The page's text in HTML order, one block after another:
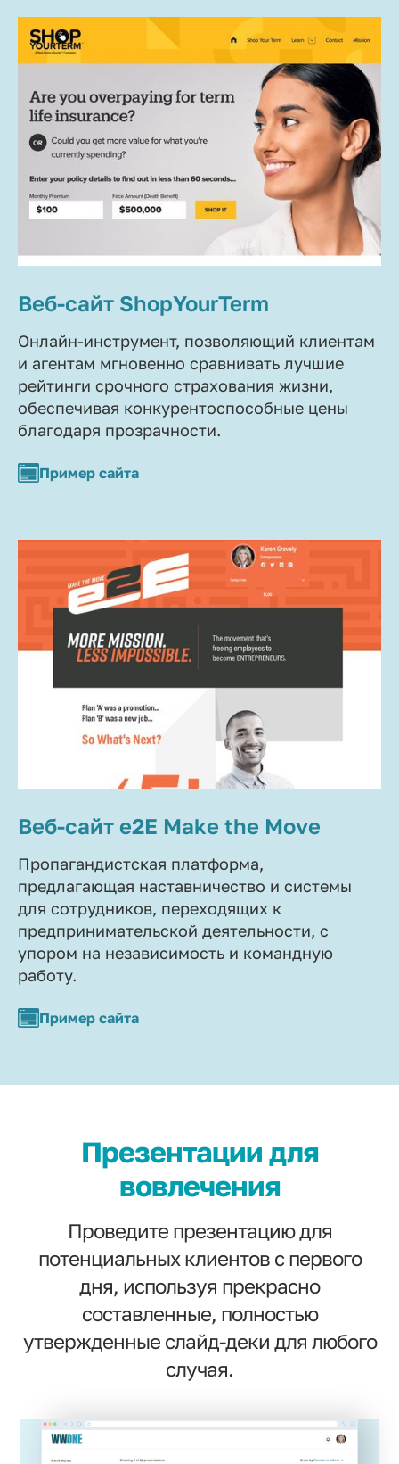
Веб-сайт ShopYourTerm
Онлайн-инструмент, позволяющий клиентам
и агентам мгновенно сравнивать лучшие
рейтинги срочного страхования жизни,
обеспечивая конкурентоспособные цены
благодаря прозрачности.
Пример сайта
Веб-сайт e2E Make the Move
Пропагандистская платформа,
предлагающая наставничество и системы
для сотрудников, переходящих к
предпринимательской деятельности, с
упором на независимость и командную
работу.
Пример сайта
Презентации для
вовлечения
Проведите презентацию для
потенциальных клиентов с первого
дня, используя прекрасно
составленные, полностью
утвержденные слайд-деки для любого
случая.